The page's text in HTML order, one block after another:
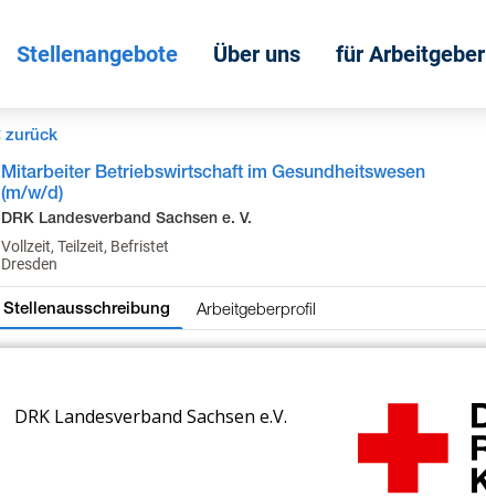
Stellenangebote Über uns für Arbeitgeber
zurück
Mitarbeiter Betriebswirtschaft im Gesundheitswesen
(m/w/d)
DRK Landesverband Sachsen e. V.
Vollzeit, Teilzeit, Befristet
Dresden
Stellenausschreibung Arbeitgeberprofil